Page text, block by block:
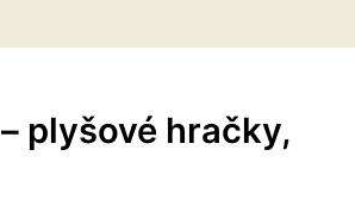
plyšové hračky,